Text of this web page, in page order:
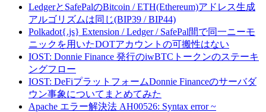
LedgerとSafePalのBitcoin / ETH(Ethereum)アドレス生成
アルゴリズムは同じ(BIP39 / BIP44)
Polkadot{.js} Extension / Ledger / SafePal間で同一ニーモ
ニックを用いたDOTアカウントの可搬性はない
IOST: Donnie Finance 発行のiwBTCトークンのステーキ
ングフロー
IOST: DeFiプラットフォームDonnie Financeのサーバダ
ウン事象についてまとめてみた
Apache エラー解決法 AH00526: Syntax error ~